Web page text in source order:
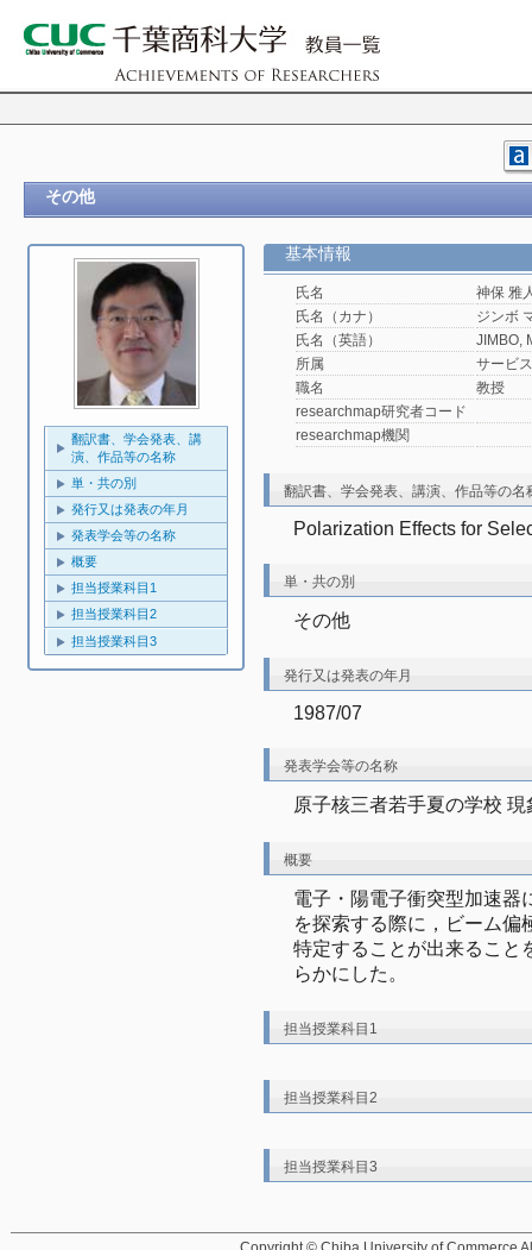
その他
翻訳書、学会発表、講
演、作品等の名称
単・共の別
発行又は発表の年月
発表学会等の名称
概要
担当授業科目1
担当授業科目2
担当授業科目3
基本情報
氏名
神保 雅
氏名（カナ）
ジンボ
氏名（英語）
JIMBO,
所属
サービ
職名
教授
researchmap研究者コード
researchmap機関
翻訳書、学会発表、講演、作品等の名
Polarization Effects for
単・共の別
その他
発行又は発表の年月
1987/07
発表学会等の名称
原子核三者若手夏の学校
概要
電子・陽電子衝突型加速器
を探索する際に，ビーム偏
特定することが出来ること
らかにした。
担当授業科目1
担当授業科目2
担当授業科目3